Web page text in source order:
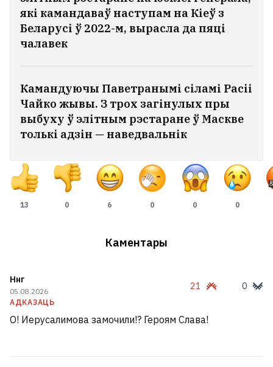
які камандаваў наступам на Кіеў з
Беларусі ў 2022-м, вырасла да пяці
чалавек
Камандуючы Паветранымі сіламі Расіі
Чайко жывы. З трох загінулых пры
выбуху ў элітным рэстаране ў Маскве
толькі адзін — наведвальнік
13 0 6 0 0 0
Каментары
Ннг
05.08.2026
АДКАЗАЦЬ
21 0
О! Иерусалимова замочили!? Героям Слава!